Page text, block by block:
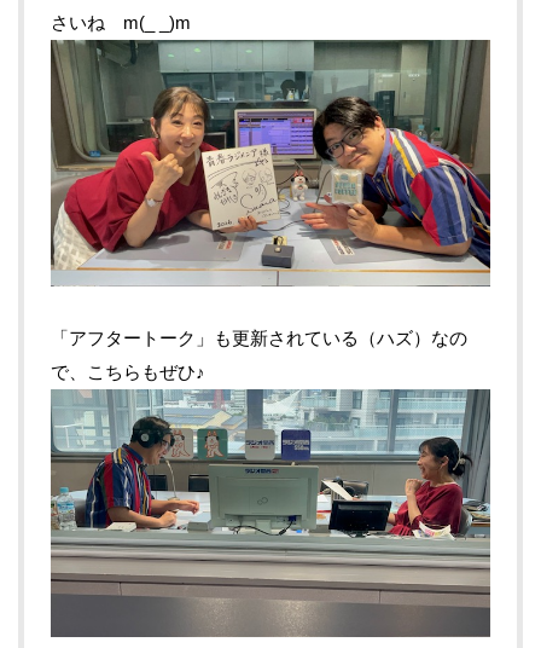
さいね m(_ _)m
「アフタートーク」も更新されている（ハズ）なの
で、こちらもぜひ♪